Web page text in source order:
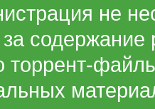
не
торрент-